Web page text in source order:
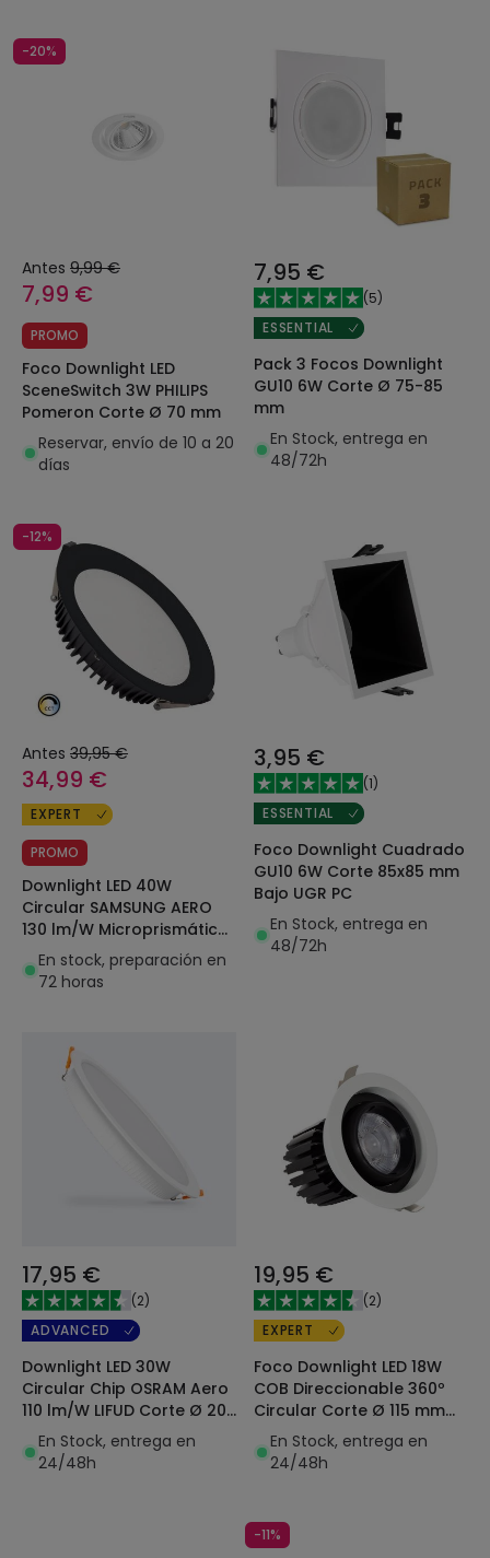
-20%
Antes 9,99 €
7,99 €
PROMO
Foco Downlight LED
SceneSwitch 3W PHILIPS
Pomeron Corte Ø 70 mm
Reservar, envío de 10 a 20
días
7,95 €
(5)
ESSENTIAL
Pack 3 Focos Downlight
GU10 6W Corte Ø 75-85
mm
En Stock, entrega en
48/72h
-12%
Antes 39,95 €
34,99 €
EXPERT
PROMO
Downlight LED 40W
Circular SAMSUNG AERO
130 lm/W Microprismático
CCT Seleccionable LIFUD
Corte Ø 200 mm Negro
En stock, preparación en
72 horas
3,95 €
(1)
ESSENTIAL
Foco Downlight Cuadrado
GU10 6W Corte 85x85 mm
Bajo UGR PC
En Stock, entrega en
48/72h
17,95 €
(2)
ADVANCED
Downlight LED 30W
Circular Chip OSRAM Aero
110 lm/W LIFUD Corte Ø 200
mm
En Stock, entrega en
24/48h
19,95 €
(2)
EXPERT
Foco Downlight LED 18W
COB Direccionable 360º
Circular Corte Ø 115 mm
CRI90 Expert Color No
Flicker
En Stock, entrega en
24/48h
-11%